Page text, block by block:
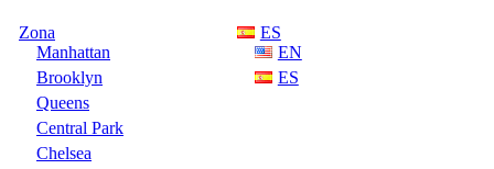
Zona
Manhattan
Brooklyn
Queens
Central Park
Chelsea
ES
EN
ES